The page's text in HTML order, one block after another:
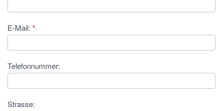
E-Mail: *
Telefonnummer:
Strasse: